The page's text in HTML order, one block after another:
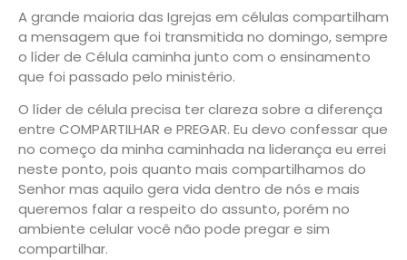
A grande maioria das Igrejas em células compartilham
a mensagem que foi transmitida no domingo, sempre
o líder de Célula caminha junto com o ensinamento
que foi passado pelo ministério.
O líder de célula precisa ter clareza sobre a diferença
entre COMPARTILHAR e PREGAR. Eu devo confessar que
no começo da minha caminhada na liderança eu errei
neste ponto, pois quanto mais compartilhamos do
Senhor mas aquilo gera vida dentro de nós e mais
queremos falar a respeito do assunto, porém no
ambiente celular você não pode pregar e sim
compartilhar.